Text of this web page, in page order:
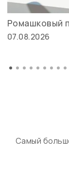
Ромашковый
07.08.2026
Самый